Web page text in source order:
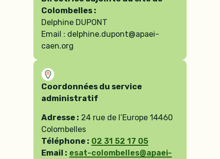
Colombelles :
Delphine DUPONT
Email : delphine.dupont@apaei-
caen.org
Coordonnées du service
administratif
Adresse : 24 rue de l’Europe 14460
Colombelles
Téléphone : 02 31 52 17 05
Email : esat-colombelles@apaei-